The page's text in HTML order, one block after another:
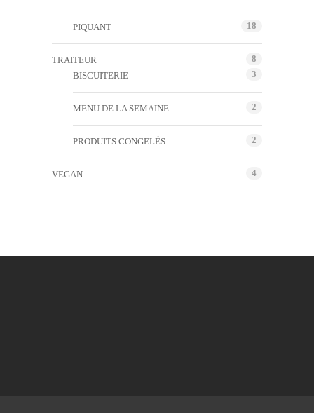
PIQUANT 18
TRAITEUR
8
BISCUITERIE
3
MENU DE LA SEMAINE 2
PRODUITS CONGELÉS 2
VEGAN 4